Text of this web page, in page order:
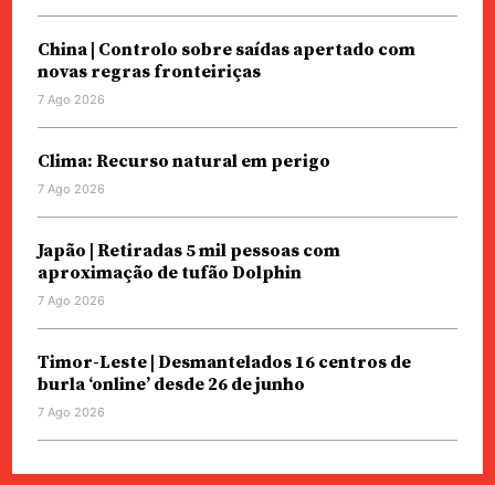
China | Controlo sobre saídas apertado com
novas regras fronteiriças
7 Ago 2026
Clima: Recurso natural em perigo
7 Ago 2026
Japão | Retiradas 5 mil pessoas com
aproximação de tufão Dolphin
7 Ago 2026
Timor-Leste | Desmantelados 16 centros de
burla ‘online’ desde 26 de junho
7 Ago 2026